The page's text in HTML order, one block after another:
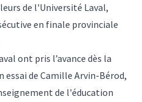
de l'Université Laval,
en finale provinciale
ont pris l’avance dès la
essai de Camille Arvin-Bérod,
de l'éducation